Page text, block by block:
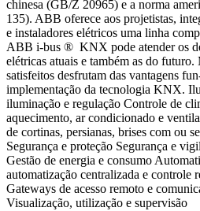
chinesa (GB/Z 20965) e a norma
135). ABB oferece aos projetistas,
e instaladores elétricos uma linha
ABB i-bus ® KNX pode atender os
elétricas atuais e também as do
satisfeitos desfrutam das vantagens
implementação da tecnologia KNX.
iluminação e regulação Controle de
aquecimento, ar condicionado e
de cortinas, persianas, brises com ou
Segurança e proteção Segurança e
Gestão de energia e consumo
automatização centralizada e controle
Gateways de acesso remoto e
Visualização, utilização e supervisão